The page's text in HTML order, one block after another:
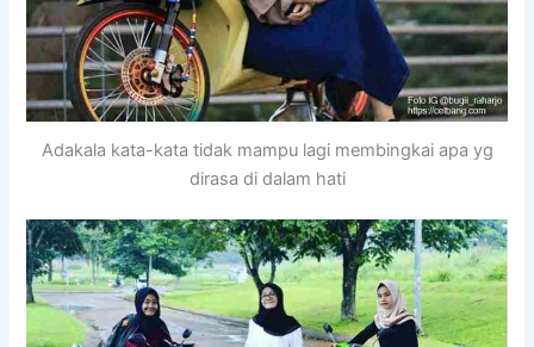
Adakala kata-kata tidak mampu lagi membingkai apa yg
dirasa di dalam hati